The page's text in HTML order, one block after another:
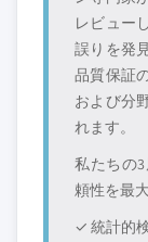
レビュー
誤りを発
品質保証
および分
れます。
私たちの
頼性を最
✓ 統計的